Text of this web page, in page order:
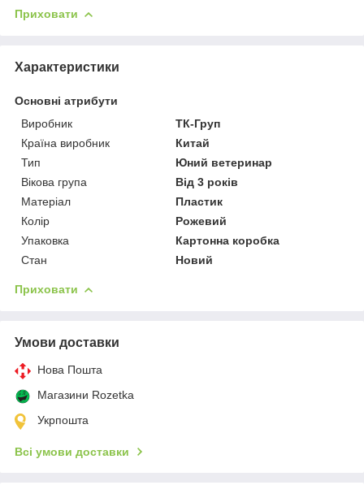
Приховати
Характеристики
Основні атрибути
Виробник
ТК-Груп
Країна виробник
Китай
Тип
Юний ветеринар
Вікова група
Від 3 років
Матеріал
Пластик
Колір
Рожевий
Упаковка
Картонна коробка
Стан
Новий
Приховати
Умови доставки
Нова Пошта
Магазини Rozetka
Укрпошта
Всі умови доставки